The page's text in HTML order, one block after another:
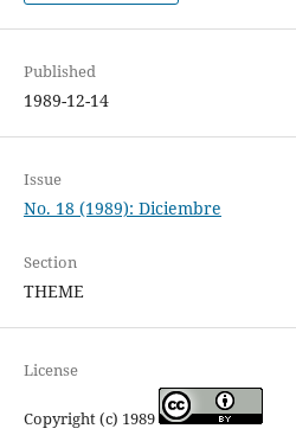
Published
1989-12-14
Issue
No. 18 (1989): Diciembre
Section
THEME
License
Copyright (c) 1989